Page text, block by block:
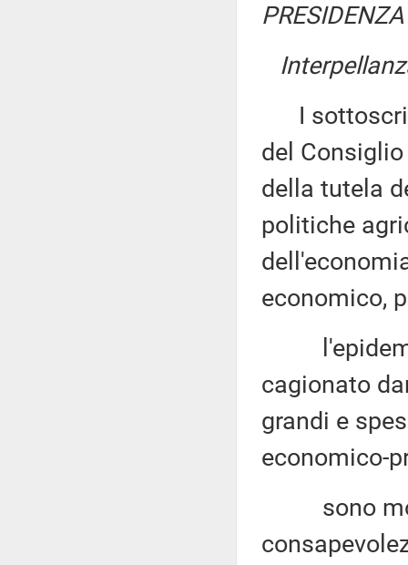
I
del
della tutela
politiche
economico,
l'epidemia
cagionato
grandi e
economico-
sono